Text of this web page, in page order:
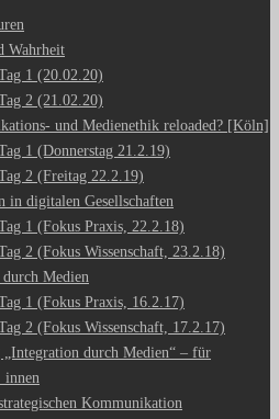
Wahrheit
1 (20.02.20)
2 (21.02.20)
und Medienethik reloaded? [Köln]
1 (Donnerstag 21.2.19)
2 (Freitag 22.2.19)
in digitalen Gesellschaften
1 (Fokus Praxis, 22.2.18)
2 (Fokus Wissenschaft, 23.2.18)
Medien
1 (Fokus Praxis, 16.2.17)
2 (Fokus Wissenschaft, 17.2.17)
durch Medien“ – für
Kommunikation